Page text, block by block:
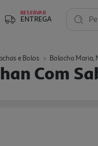
RESERVAR
ENTREGA
e Bolos Bolacha Maria,
Com